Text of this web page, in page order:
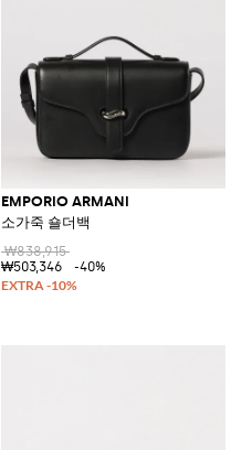
EMPORIO ARMANI
소가죽 숄더백
₩838,915
₩503,346
-40%